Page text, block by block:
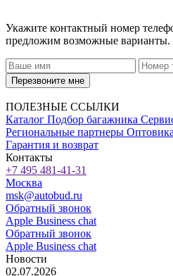
Укажите контактный номер
предложим возможные варианты.
Перезвоните мне
ПОЛЕЗНЫЕ ССЫЛКИ
Каталог Подбор багажника
Региональные партнеры
Гарантия и возврат
Контакты
+7 495 481-41-31
Москва
msk@autobud.ru
Обратный звонок
Apple Business chat
Обратный звонок
Apple Business chat
Новости
02.07.2026